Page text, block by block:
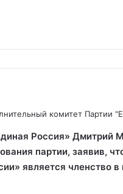
комитет
Россия» Дмитрий
партии, заявив,
является членство